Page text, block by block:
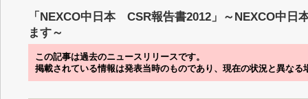
「NEXCO中日本 CSR報告書2012」～NEXCO中日
ます～
この記事は過去のニュースリリースです。
掲載されている情報は発表当時のものであり、現在の状況と異なる